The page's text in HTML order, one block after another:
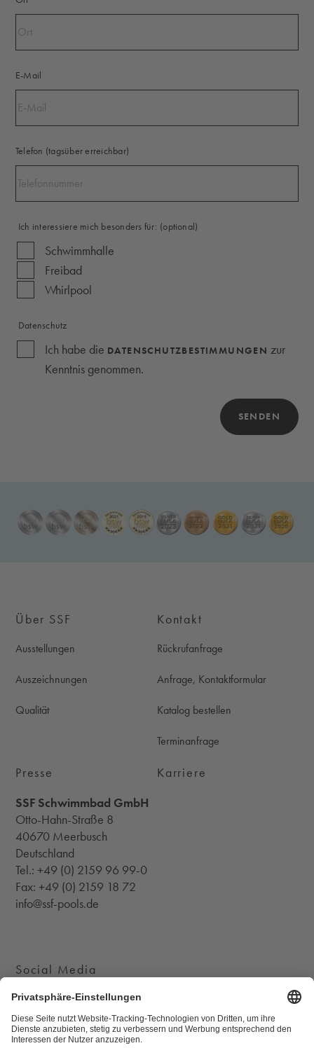
E-Mail
Telefon (tagsüber erreichbar)
Ich interessiere mich besonders für: (optional)
Schwimmhalle
Freibad
Whirlpool
Datenschutz
Ich habe die DATENSCHUTZBESTIMMUNGEN zur
Kenntnis genommen.
SENDEN
Über SSF
Ausstellungen
Auszeichnungen
Qualität
Kontakt
Rückrufanfrage
Anfrage, Kontaktformular
Katalog bestellen
Terminanfrage
Presse Karriere
SSF Schwimmbad GmbH
Otto-Hahn-Straße 8
40670 Meerbusch
Deutschland
Tel.: +49 (0) 2159 96 99-0
Fax: +49 (0) 2159 18 72
info@ssf-pools.de
Social Media
KLAFS auf Instagram
KLAFS auf Youtube
KLAFS auf Pinterest
KLAFS auf Facebook